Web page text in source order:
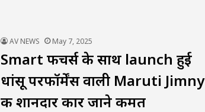
AV NEWS May 7, 2025
Smart फीचर्स के साथ launch हुई
धांसू परफॉर्मेंस वाली Maruti Jimny
की शानदार कार जाने कीमत